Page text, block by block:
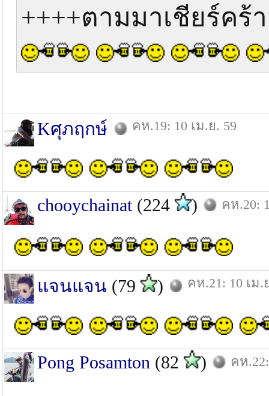
++++ตามมาเชียร์
Kศุภฤกษ์ คห.19: 10 เม.ย. 59
chooychainat(224 ) คห.20:
แจนแจน (79 ) คห.21: 10 เม.
Pong Posamton (82 ) คห